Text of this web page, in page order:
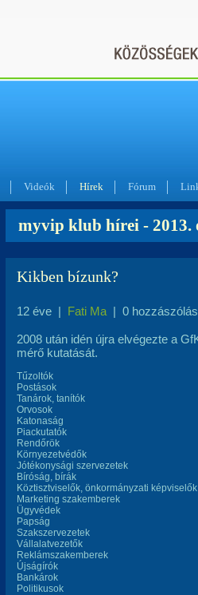
Videók Hírek Fórum
myvip klub hírei - 2013.
Kikben bízunk?
12 éve | Fati Ma | 0 hozzászólás
2008 után idén újra elvégezte a
mérő kutatását.
Tűzoltók
Postások
Tanárok, tanítók
Orvosok
Katonaság
Piackutatók
Rendőrök
Környezetvédők
Jótékonysági szervezetek
Bíróság, bírák
Köztisztviselők, önkormányzati képviselők
Marketing szakemberek
Ügyvédek
Papság
Szakszervezetek
Vállalatvezetők
Reklámszakemberek
Újságírók
Bankárok
Politikusok